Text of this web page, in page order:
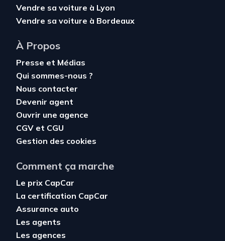
Vendre sa voiture à Lyon
Vendre sa voiture à Bordeaux
À Propos
Presse et Médias
Qui sommes-nous ?
Nous contacter
Devenir agent
Ouvrir une agence
CGV et CGU
Gestion des cookies
Comment ça marche
Le prix CapCar
La certification CapCar
Assurance auto
Les agents
Les agences